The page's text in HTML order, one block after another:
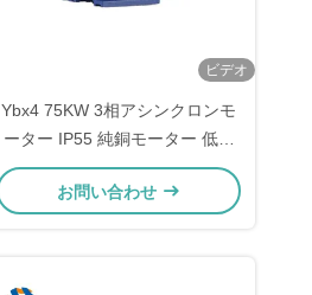
ビデオ
Ybx4 75KW 3相アシンクロンモ
ーター IP55 純銅モーター 低騒
音
お問い合わせ